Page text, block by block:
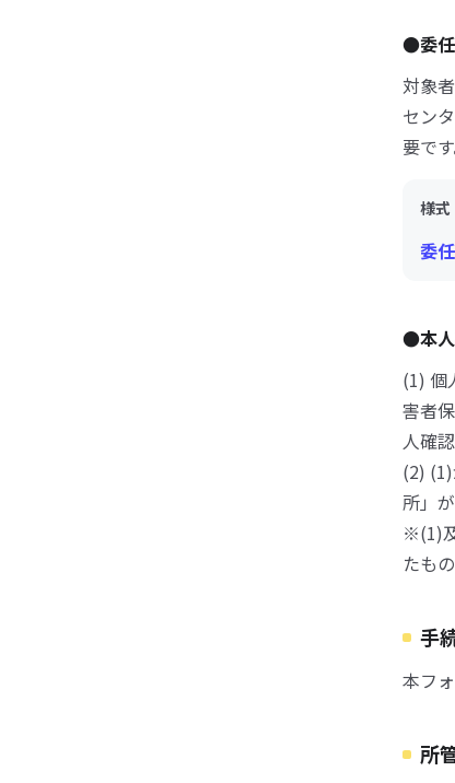
●委任
対象
セン
要です
様式
委
●本人
(1) 個
害者
人確
(2)
所」
※(1)
たも
手
本フ
所